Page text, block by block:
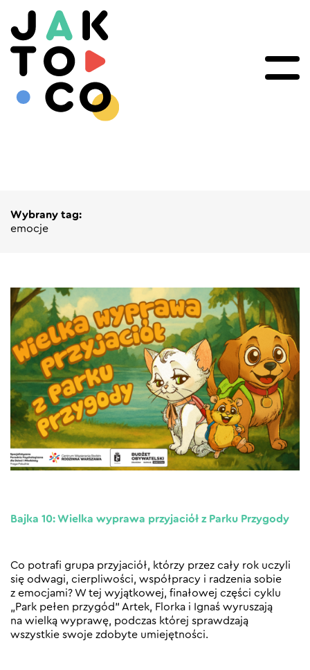
Wybrany tag:
emocje
Bajka 10: Wielka wyprawa przyjaciół z Parku Przygody
Co potrafi grupa przyjaciół, którzy przez cały rok uczyli
się odwagi, cierpliwości, współpracy i radzenia sobie
z emocjami? W tej wyjątkowej, finałowej części cyklu
„Park pełen przygód” Artek, Florka i Ignaś wyruszają
na wielką wyprawę, podczas której sprawdzają
wszystkie swoje zdobyte umiejętności.